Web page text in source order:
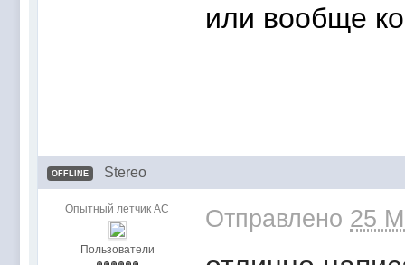
или вообще
OFFLINE Stereo
Опытный летчик АС
Пользователи
Отправлено 25